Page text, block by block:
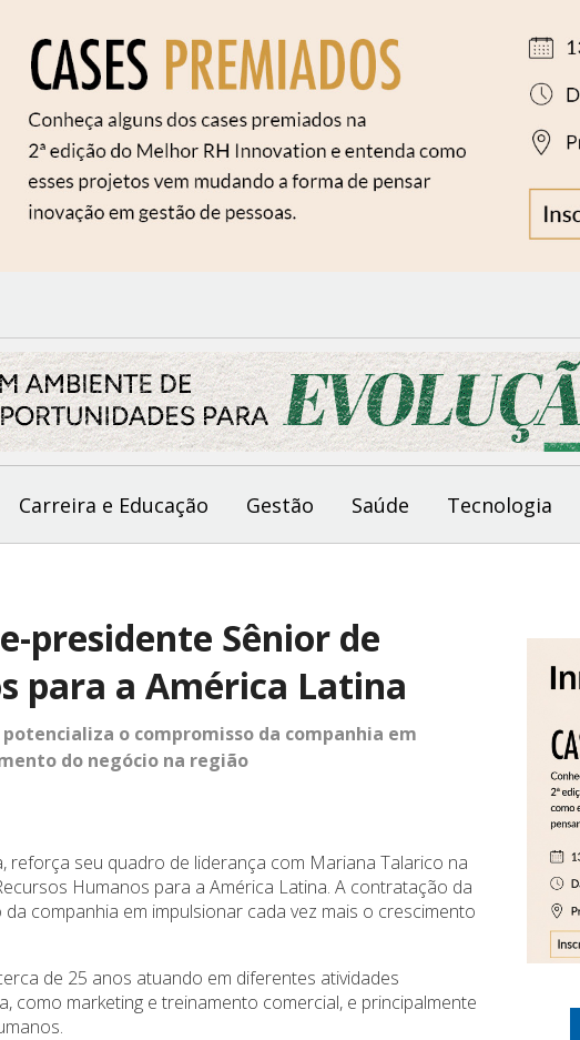
Carreira e Educação Gestão Saúde Tecnologia
presidente Sênior de
para a América Latina
o compromisso da companhia em
do negócio na região
reforça seu quadro de liderança com Mariana Talarico na
Humanos para a América Latina. A contratação da
companhia em impulsionar cada vez mais o crescimento
de 25 anos atuando em diferentes atividades
como marketing e treinamento comercial, e principalmente